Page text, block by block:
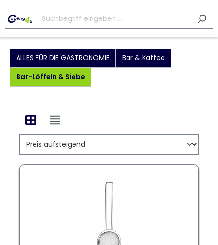
ALLES FÜR DIE GASTRONOMIE
Bar & Kaffee
Bar-Löffeln & Siebe